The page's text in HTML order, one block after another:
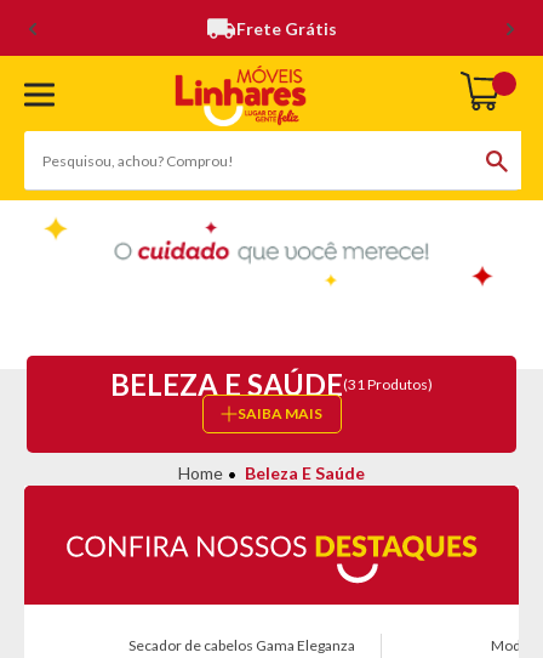
Frete Grátis
BELEZA E SAÚDE(31 Produtos)
SAIBA MAIS
Beleza E Saúde
Secador de cabelos Gama Eleganza